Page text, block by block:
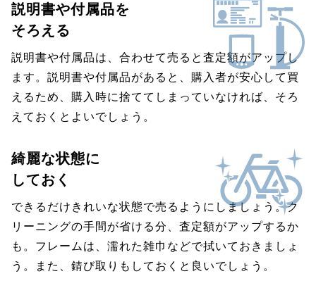
説明書や付属品を
そろえる
説明書や付属品は、合わせて売ると査定額がアップし
ます。説明書や付属品があると、購入者が安心して買
えるため、購入時に捨ててしまっていなければ、そろ
えておくとよいでしょう。
綺麗な状態に
しておく
できるだけきれいな状態で売るようにしましょう。ク
リーニングの手間が省ける分、査定額がアップするか
も。フレームは、濡れた雑巾などで拭いておきましょ
う。また、錆び取りもしておくと良いでしょう。